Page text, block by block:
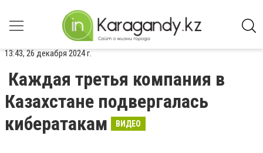
13:43, 26 декабря 2024 г.
Каждая третья компания в
Казахстане подвергалась
кибератакам
ВИДЕО